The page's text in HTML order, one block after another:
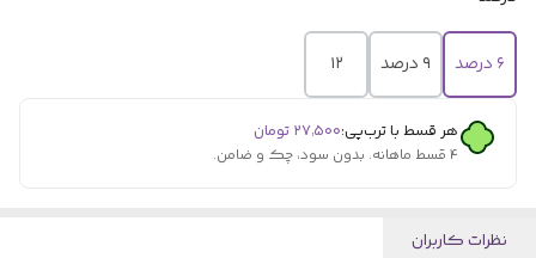
۶ درصد ۹ درصد ۱۲
هر قسط با ترب‌پی:۲۷٬۵۰۰ تومان
۴ قسط ماهانه. بدون سود، چک و ضامن.
نظرات کاربران